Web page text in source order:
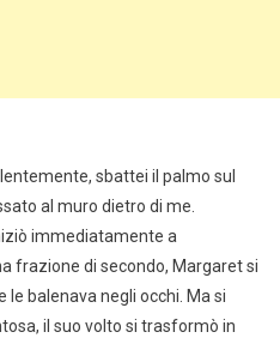
sbattei il palmo sul
al muro dietro di me.
immediatamente a
frazione di secondo, Margaret si
balenava negli occhi. Ma si
il suo volto si trasformò in